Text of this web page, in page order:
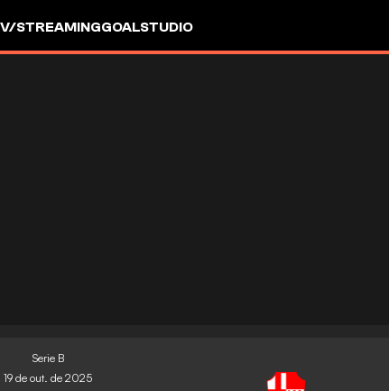
STREAMINGGOALSTUDIO
Serie B
19 de out. de 2025